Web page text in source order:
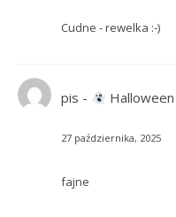
Cudne - rewelka :-)
pis -
27 października, 2025
fajne